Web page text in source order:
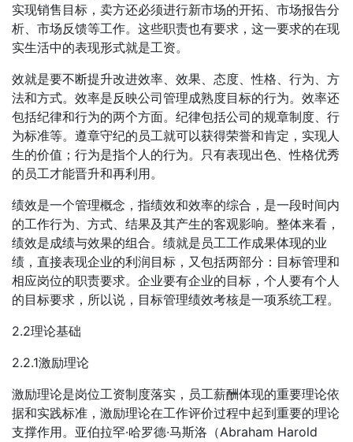
实现销售目标，卖方还必须进行新市场的开拓、市场报告分
析、市场反馈等工作。这些职责也有要求，这一要求的在现
实生活中的表现形式就是工资。
效就是要不断提升改进效率、效果、态度、性格、行为、方
法和方式。效率是反映公司管理成熟度目标的行为。效率还
包括纪律和行为的两个方面。纪律包括公司的规章制度、行
为标准等。遵章守纪的员工就可以获得荣誉和肯定，实现人
生的价值；行为是指个人的行为。只有表现出色、性格优秀
的员工才能晋升和再利用。
绩效是一个管理概念，指绩效和效率的综合，是一段时间内
的工作行为、方式、结果及其产生的客观影响。整体来看，
绩效是成绩与效果的组合。绩就是员工工作成果体现的业
绩，直接表现企业的利润目标，又包括两部分：目标管理和
相应岗位的职责要求。企业要有企业的目标，个人要有个人
的目标要求，所以说，目标管理绩效考核是一项系统工程。
2.2理论基础
2.2.1激励理论
激励理论是岗位工资制度落实，员工薪酬体现的重要理论依
据和实践标准，激励理论在工作评价过程中起到重要的理论
支撑作用。亚伯拉罕·哈罗德·马斯洛（Abraham Harold